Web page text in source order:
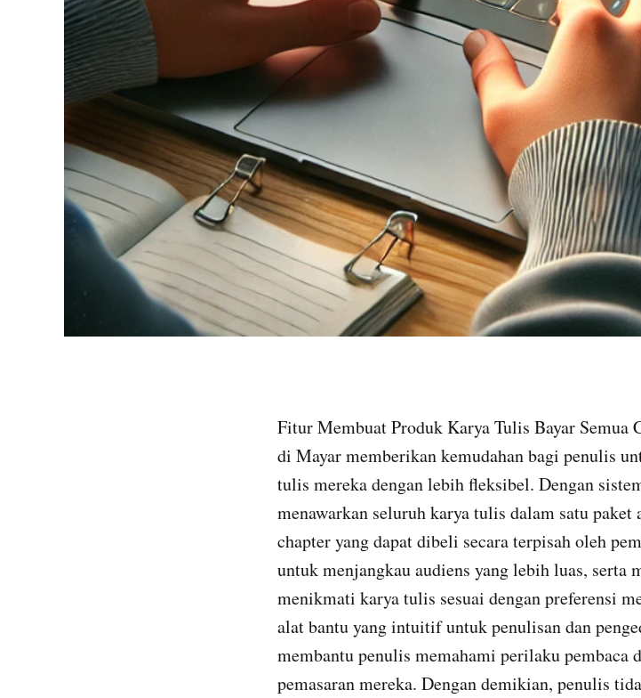
Fitur Membuat Produk Karya Tulis Bayar Semua
di Mayar memberikan kemudahan bagi penulis
tulis mereka dengan lebih fleksibel. Dengan
menawarkan seluruh karya tulis dalam satu paket
chapter yang dapat dibeli secara terpisah oleh
untuk menjangkau audiens yang lebih luas, serta
menikmati karya tulis sesuai dengan preferensi
alat bantu yang intuitif untuk penulisan dan
membantu penulis memahami perilaku pembaca
pemasaran mereka. Dengan demikian, penulis